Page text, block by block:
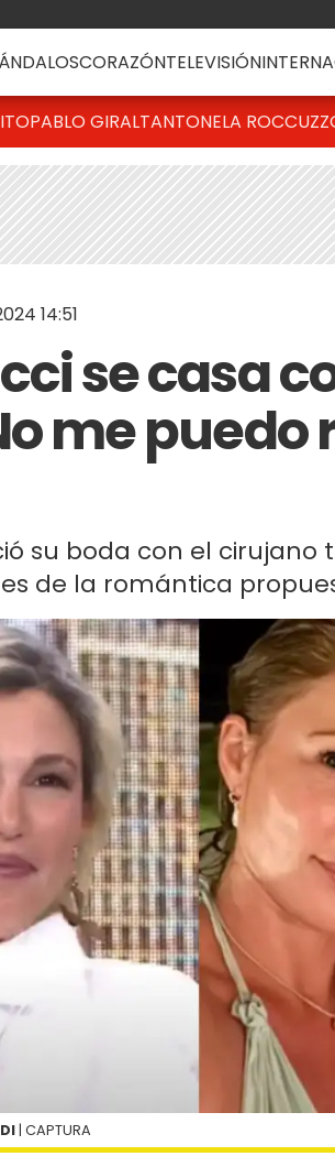
CORAZÓNTELEVISIÓN
PABLO GIRALTANTONELA
14:51
se casa
me puedo
su boda con el cirujano
de la romántica
| CAPTURA